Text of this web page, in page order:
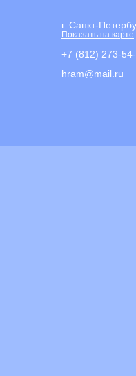
г. Санкт-
Показать на карте
+7 (812) 273-
hram@mail.ru